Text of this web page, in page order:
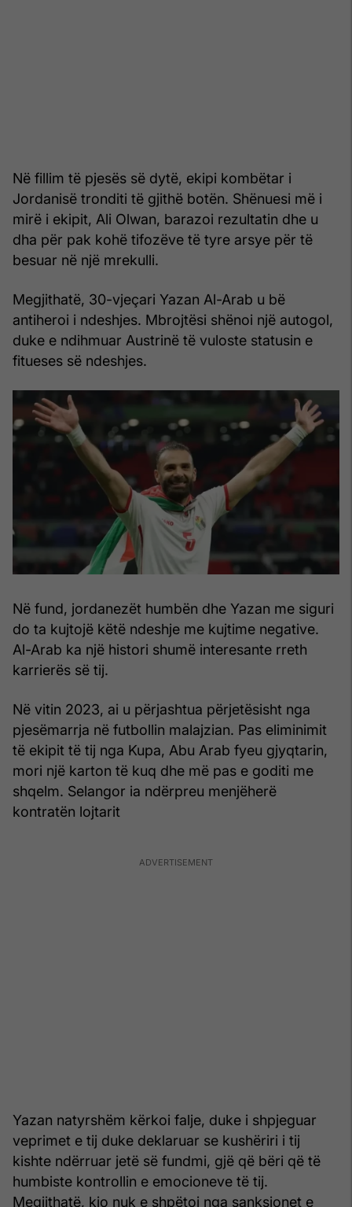
Në fillim të pjesës së dytë, ekipi kombëtar i
Jordanisë tronditi të gjithë botën. Shënuesi më i
mirë i ekipit, Ali Olwan, barazoi rezultatin dhe u
dha për pak kohë tifozëve të tyre arsye për të
besuar në një mrekulli.
Megjithatë, 30-vjeçari Yazan Al-Arab u bë
antiheroi i ndeshjes. Mbrojtësi shënoi një autogol,
duke e ndihmuar Austrinë të vuloste statusin e
fitueses së ndeshjes.
Në fund, jordanezët humbën dhe Yazan me siguri
do ta kujtojë këtë ndeshje me kujtime negative.
Al-Arab ka një histori shumë interesante rreth
karrierës së tij.
Në vitin 2023, ai u përjashtua përjetësisht nga
pjesëmarrja në futbollin malajzian. Pas eliminimit
të ekipit të tij nga Kupa, Abu Arab fyeu gjyqtarin,
mori një karton të kuq dhe më pas e goditi me
shqelm. Selangor ia ndërpreu menjëherë
kontratën lojtarit
Yazan natyrshëm kërkoi falje, duke i shpjeguar
veprimet e tij duke deklaruar se kushëriri i tij
kishte ndërruar jetë së fundmi, gjë që bëri që të
humbiste kontrollin e emocioneve të tij.
Megjithatë, kjo nuk e shpëtoi nga sanksionet e